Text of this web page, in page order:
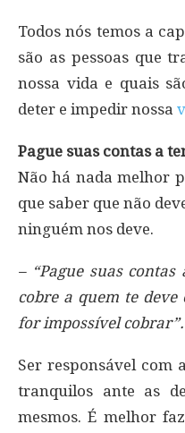
Todos nós temos a
são as pessoas que
nossa vida e quais
deter e impedir nossa
Pague suas contas a
Não há nada melhor
que saber que não
ninguém nos deve.
– “Pague suas
cobre a quem te deve
for impossível cobrar”.
Ser responsável com
tranquilos ante as
mesmos. É melhor